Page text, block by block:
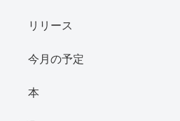
リリース
今月の予定
本